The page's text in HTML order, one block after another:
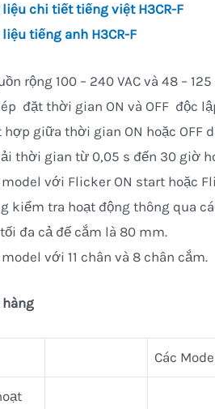
liệu chi tiết tiếng việt H3CR-F
liệu tiếng anh H3CR-F
rộng 100 – 240 VAC và 48 – 125
đặt thời gian ON và OFF độc
giữa thời gian ON hoặc OFF
thời gian từ 0,05 s đến 30 giờ
model với Flicker ON start hoặc
kiểm tra hoạt động thông qua
đa cả đế cắm là 80 mm.
model với 11 chân và 8 chân cắm.
Các